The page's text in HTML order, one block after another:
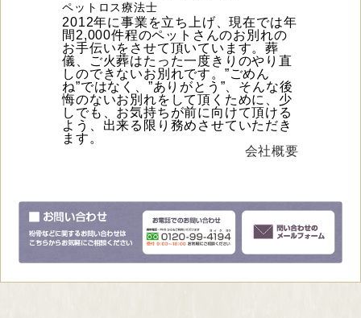
ペットロス療法士
2012年に事業を立ち上げ、現在では年
間2,000件程のペットさんのお別れの
お手伝いをさせて頂いています。葬
儀、ご火葬はたった一度きりのやり直
しのできないお別れです。”ごめん
ね”ではなく、”ありがとう”、そんな後
悔のないお別れをして頂くために、少
しでも、お気持ちが前に向けて頂ける
よう、出来る限り務めさせていただき
ます。
会社概要